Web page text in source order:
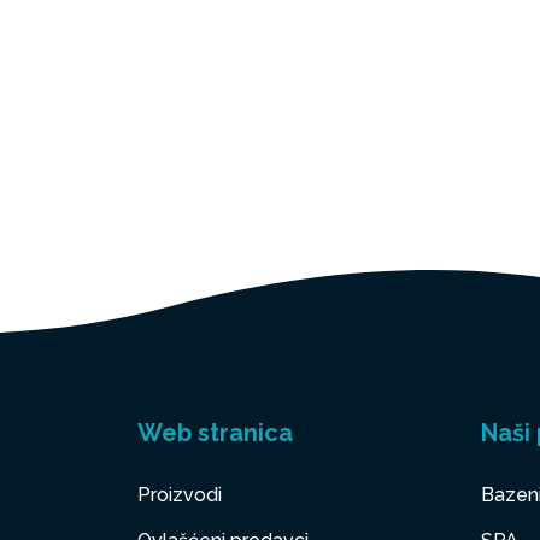
Web stranica
Proizvodi
Naši